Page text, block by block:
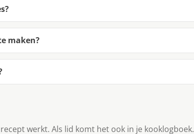
maken?
werkt. Als lid komt het ook in je kooklogboek.